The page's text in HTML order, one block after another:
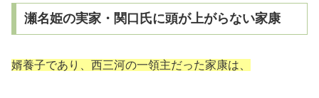
瀬名姫の実家・関口氏に頭が上がらない家康
婿養子であり、西三河の一領主だった家康は、